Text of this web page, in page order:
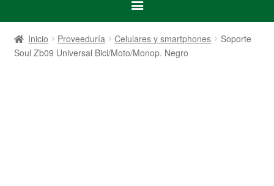
Inicio Proveeduría Celulares y smartphones
Soporte
Soul Zb09 Universal Bici/Moto/Monop. Negro